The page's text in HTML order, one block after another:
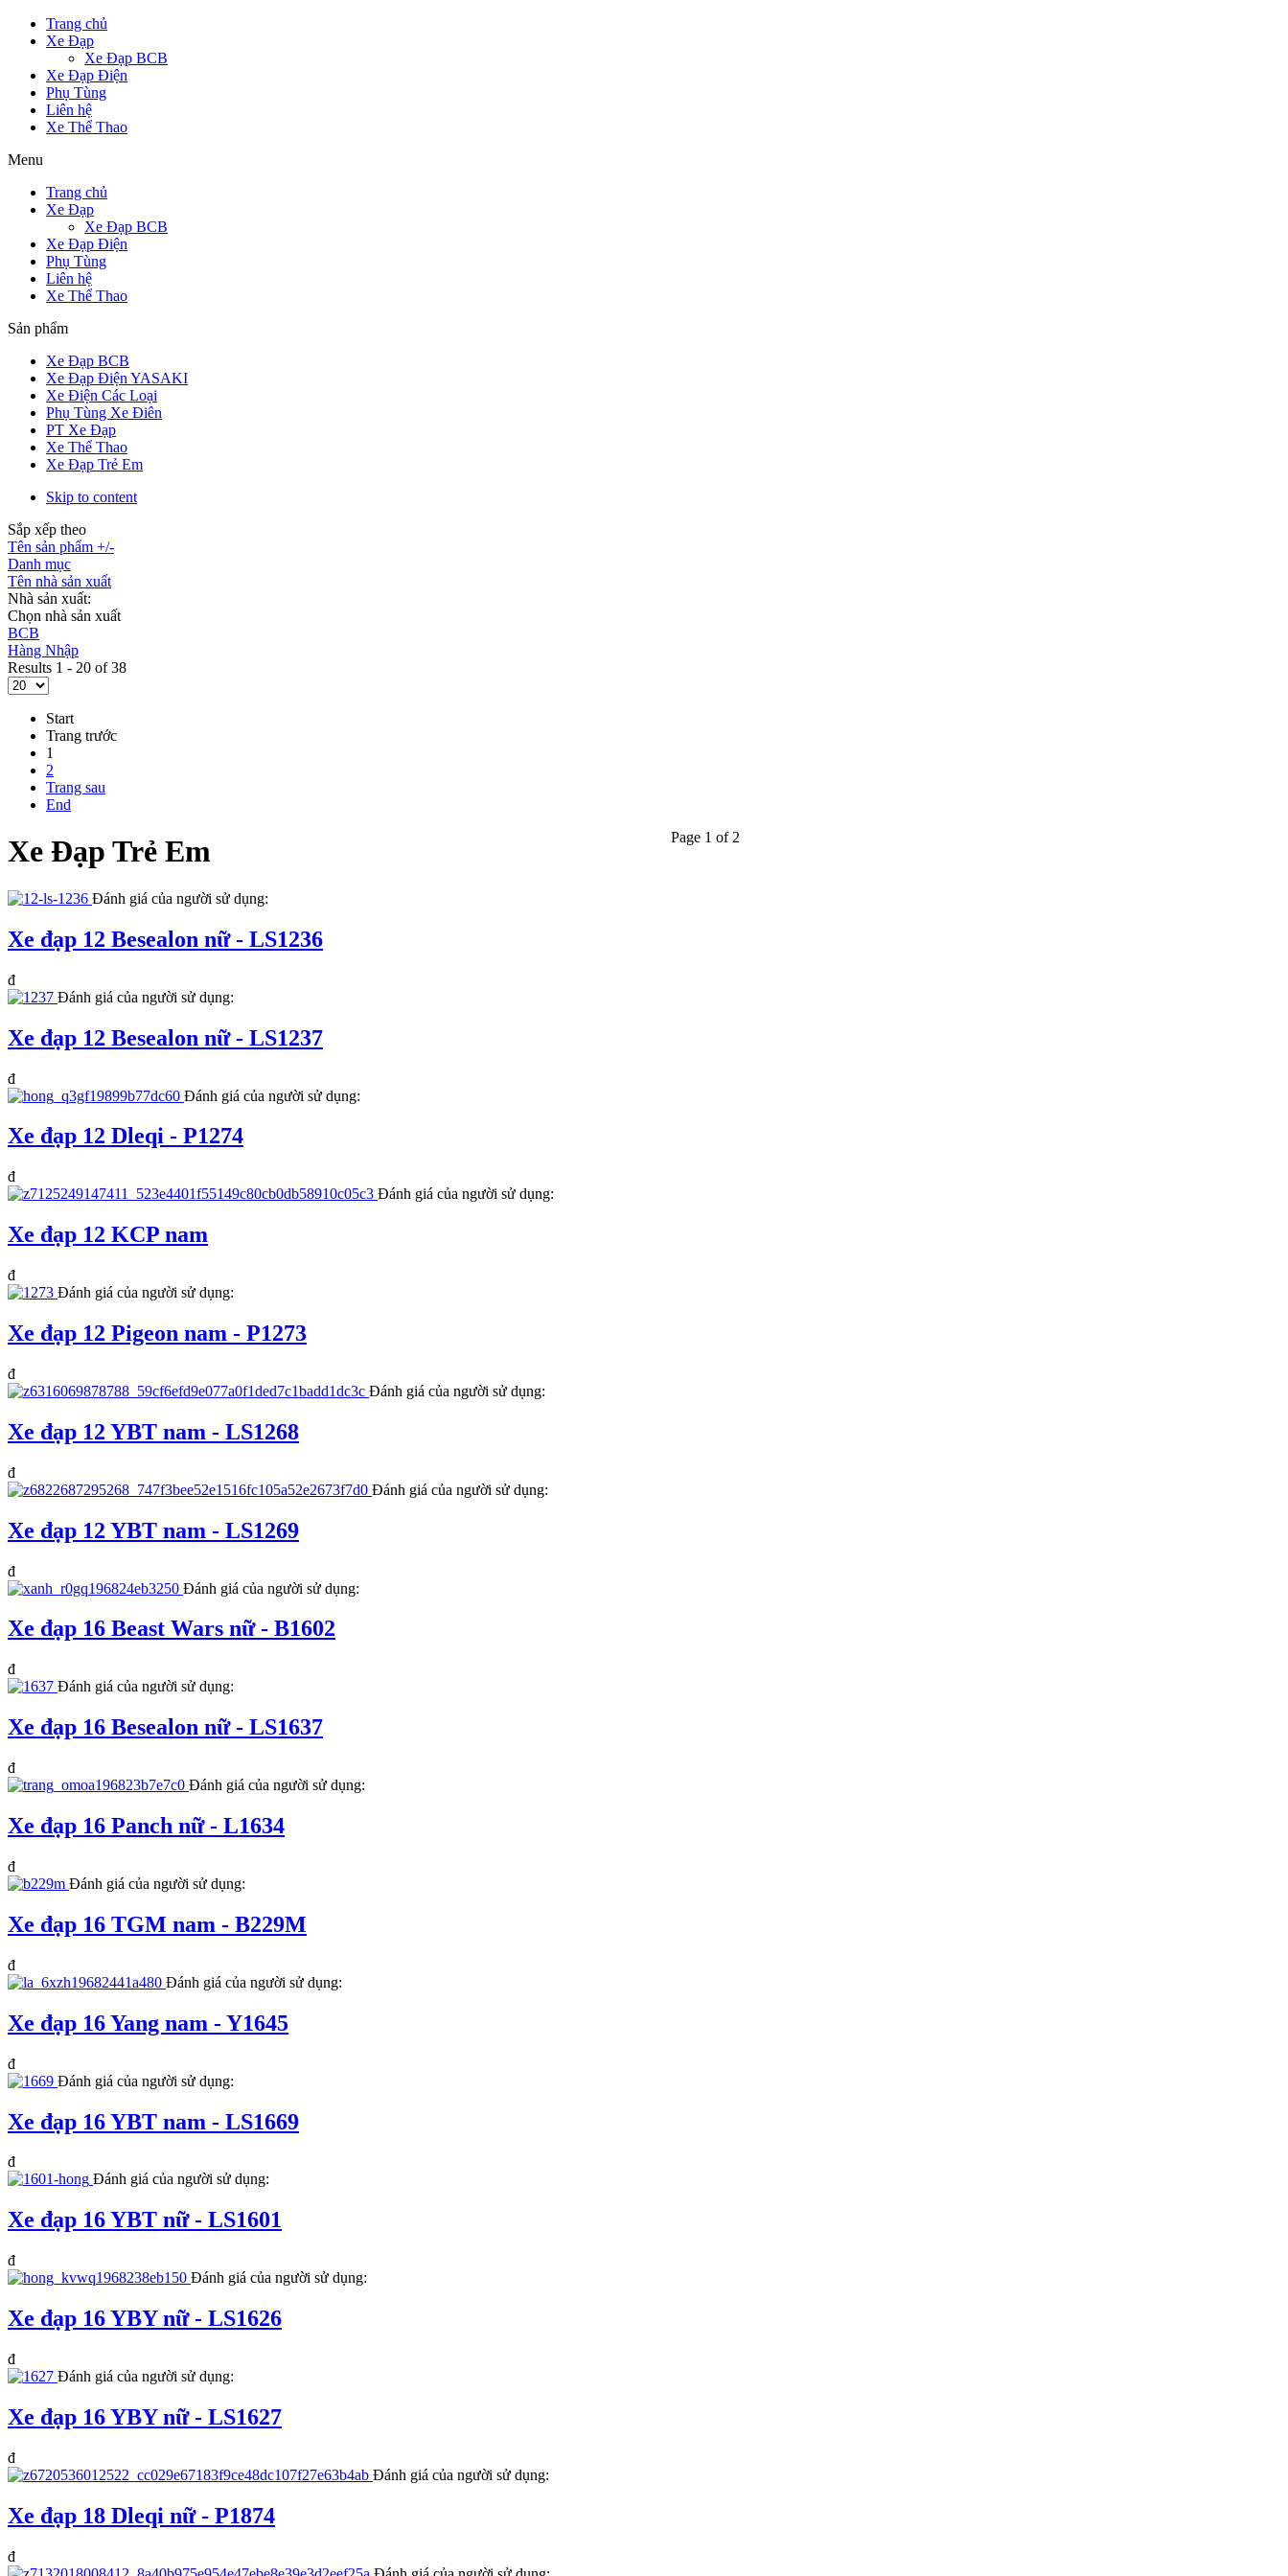
Trang chủ
Xe Đạp
Xe Đạp BCB
Xe Đạp Điện
Phụ Tùng
Liên hệ
Xe Thể Thao
Menu
Trang chủ
Xe Đạp
Xe Đạp BCB
Xe Đạp Điện
Phụ Tùng
Liên hệ
Xe Thể Thao
Sản phẩm
Xe Đạp BCB
Xe Đạp Điện YASAKI
Xe Điện Các Loại
Phụ Tùng Xe Điên
PT Xe Đạp
Xe Thể Thao
Xe Đạp Trẻ Em
Skip to content
Sắp xếp theo
Tên sản phẩm +/-
Danh mục
Tên nhà sản xuất
Nhà sản xuất:
Chọn nhà sản xuất
BCB
Hàng Nhập
Results 1 - 20 of 38
Start
Trang trước
1
2
Trang sau
End
Page 1 of 2
Xe Đạp Trẻ Em
Đánh giá của người sử dụng:
Xe đạp 12 Besealon nữ - LS1236
đ
Đánh giá của người sử dụng:
Xe đạp 12 Besealon nữ - LS1237
đ
Đánh giá của người sử dụng:
Xe đạp 12 Dleqi - P1274
đ
Đánh giá của người sử dụng:
Xe đạp 12 KCP nam
đ
Đánh giá của người sử dụng:
Xe đạp 12 Pigeon nam - P1273
đ
Đánh giá của người sử dụng:
Xe đạp 12 YBT nam - LS1268
đ
Đánh giá của người sử dụng:
Xe đạp 12 YBT nam - LS1269
đ
Đánh giá của người sử dụng:
Xe đạp 16 Beast Wars nữ - B1602
đ
Đánh giá của người sử dụng:
Xe đạp 16 Besealon nữ - LS1637
đ
Đánh giá của người sử dụng:
Xe đạp 16 Panch nữ - L1634
đ
Đánh giá của người sử dụng:
Xe đạp 16 TGM nam - B229M
đ
Đánh giá của người sử dụng:
Xe đạp 16 Yang nam - Y1645
đ
Đánh giá của người sử dụng:
Xe đạp 16 YBT nam - LS1669
đ
Đánh giá của người sử dụng:
Xe đạp 16 YBT nữ - LS1601
đ
Đánh giá của người sử dụng:
Xe đạp 16 YBY nữ - LS1626
đ
Đánh giá của người sử dụng:
Xe đạp 16 YBY nữ - LS1627
đ
Đánh giá của người sử dụng:
Xe đạp 18 Dleqi nữ - P1874
đ